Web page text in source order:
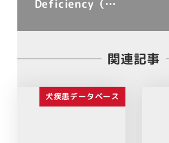
Deficiency（…
関連記事
犬疾患データベース